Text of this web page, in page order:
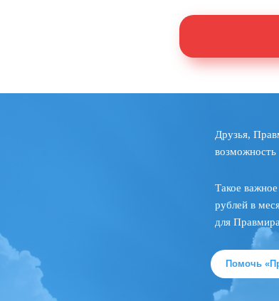
Друзья,
возможность
Такое
рублей в
для
Помочь